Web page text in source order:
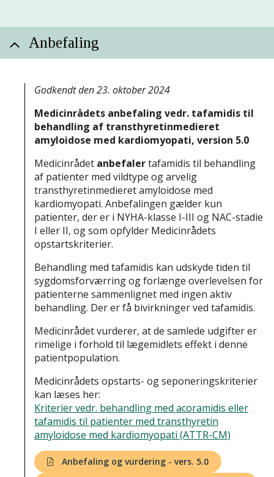
Anbefaling
Godkendt den 23. oktober 2024
Medicinrådets anbefaling vedr. tafamidis til
behandling af transthyretinmedieret
amyloidose med kardiomyopati, version 5.0
Medicinrådet anbefalertafamidis til behandling
af patienter med vildtype og arvelig
transthyretinmedieret amyloidose med
kardiomyopati. Anbefalingen gælder kun
patienter, der er i NYHA-klasse I-III og NAC-stadie
I eller II, og som opfylder Medicinrådets
opstartskriterier.
Behandling med tafamidis kan udskyde tiden til
sygdomsforværring og forlænge overlevelsen for
patienterne sammenlignet med ingen aktiv
behandling. Der er få bivirkninger ved tafamidis.
Medicinrådet vurderer, at de samlede udgifter er
rimelige i forhold til lægemidlets effekt i denne
patientpopulation.
Medicinrådets opstarts- og seponeringskriterier
kan læses her:
Kriterier vedr. behandling med acoramidis eller
tafamidis til patienter med transthyretin
amyloidose med kardiomyopati (ATTR-CM)
Anbefaling og vurdering - vers. 5.0